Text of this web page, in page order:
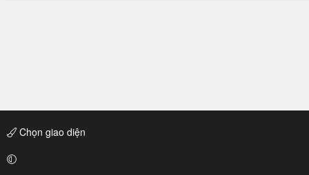
Chọn giao diện